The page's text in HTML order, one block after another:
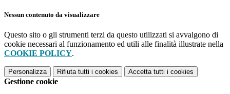
Nessun contenuto da visualizzare
Questo sito o gli strumenti terzi da questo utilizzati si avvalgono di
cookie necessari al funzionamento ed utili alle finalità illustrate nella
COOKIE POLICY.
Personalizza Rifiuta tutti i cookies Accetta tutti i cookies
Gestione cookie